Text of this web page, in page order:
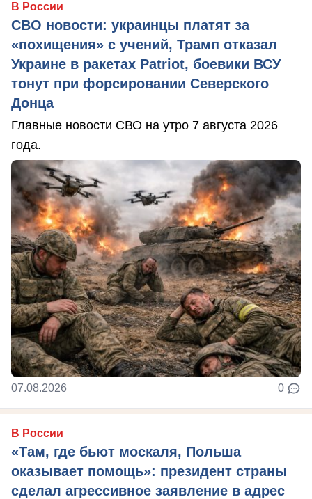
В России
СВО новости: украинцы платят за
«похищения» с учений, Трамп отказал
Украине в ракетах Patriot, боевики ВСУ
тонут при форсировании Северского
Донца
Главные новости СВО на утро 7 августа 2026
года.
07.08.2026 0
В России
«Там, где бьют москаля, Польша
оказывает помощь»: президент страны
сделал агрессивное заявление в адрес